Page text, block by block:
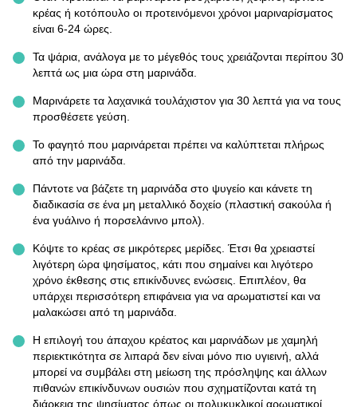
κρέας ή κοτόπουλο οι προτεινόμενοι χρόνοι μαριναρίσματος
είναι 6-24 ώρες.
Τα ψάρια, ανάλογα με το μέγεθός τους χρειάζονται περίπου 30
λεπτά ως μια ώρα στη μαρινάδα.
Μαρινάρετε τα λαχανικά τουλάχιστον για 30 λεπτά για να τους
προσθέσετε γεύση.
Το φαγητό που μαρινάρεται πρέπει να καλύπτεται πλήρως
από την μαρινάδα.
Πάντοτε να βάζετε τη μαρινάδα στο ψυγείο και κάνετε τη
διαδικασία σε ένα μη μεταλλικό δοχείο (πλαστική σακούλα ή
ένα γυάλινο ή πορσελάνινο μπολ).
Κόψτε το κρέας σε μικρότερες μερίδες. Έτσι θα χρειαστεί
λιγότερη ώρα ψησίματος, κάτι που σημαίνει και λιγότερο
χρόνο έκθεσης στις επικίνδυνες ενώσεις. Επιπλέον, θα
υπάρχει περισσότερη επιφάνεια για να αρωματιστεί και να
μαλακώσει από τη μαρινάδα.
Η επιλογή του άπαχου κρέατος και μαρινάδων με χαμηλή
περιεκτικότητα σε λιπαρά δεν είναι μόνο πιο υγιεινή, αλλά
μπορεί να συμβάλει στη μείωση της πρόσληψης και άλλων
πιθανών επικίνδυνων ουσιών που σχηματίζονται κατά τη
διάρκεια της ψησίματος όπως οι πολυκυκλικοί αρωματικοί